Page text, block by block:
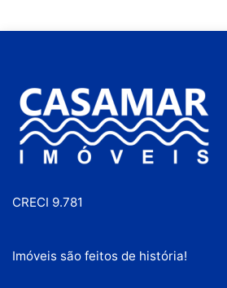
CRECI 9.781
Imóveis são feitos de história!